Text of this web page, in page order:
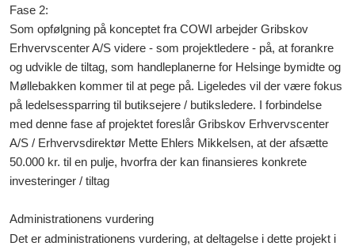
Fase 2:
Som opfølgning på konceptet fra COWI arbejder Gribskov
Erhvervscenter A/S videre - som projektledere - på, at forankre
og udvikle de tiltag, som handleplanerne for Helsinge bymidte og
Møllebakken kommer til at pege på. Ligeledes vil der være fokus
på ledelsessparring til butiksejere / butiksledere. I forbindelse
med denne fase af projektet foreslår Gribskov Erhvervscenter
A/S / Erhvervsdirektør Mette Ehlers Mikkelsen, at der afsætte
50.000 kr. til en pulje, hvorfra der kan finansieres konkrete
investeringer / tiltag
Administrationens vurdering
Det er administrationens vurdering, at deltagelse i dette projekt i